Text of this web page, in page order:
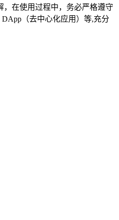
，在使用过程中，务必严格遵守
（去中心化应用）等,充分